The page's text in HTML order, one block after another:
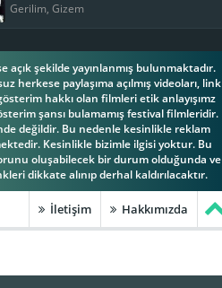
Gerilim, Gizem
şekilde yayınlanmış bulunmaktadır.
herkese paylaşıma açılmış videoları, link
hakkı olan filmleri etik anlayışımz
şansı bulamamış festival filmleridir.
değildir. Bu nedenle kesinlikle reklam
Kesinlikle bizimle ilgisi yoktur. Bu
oluşabilecek bir durum olduğunda ve
dikkate alınıp derhal kaldırılacaktır.
İletişim Hakkımızda